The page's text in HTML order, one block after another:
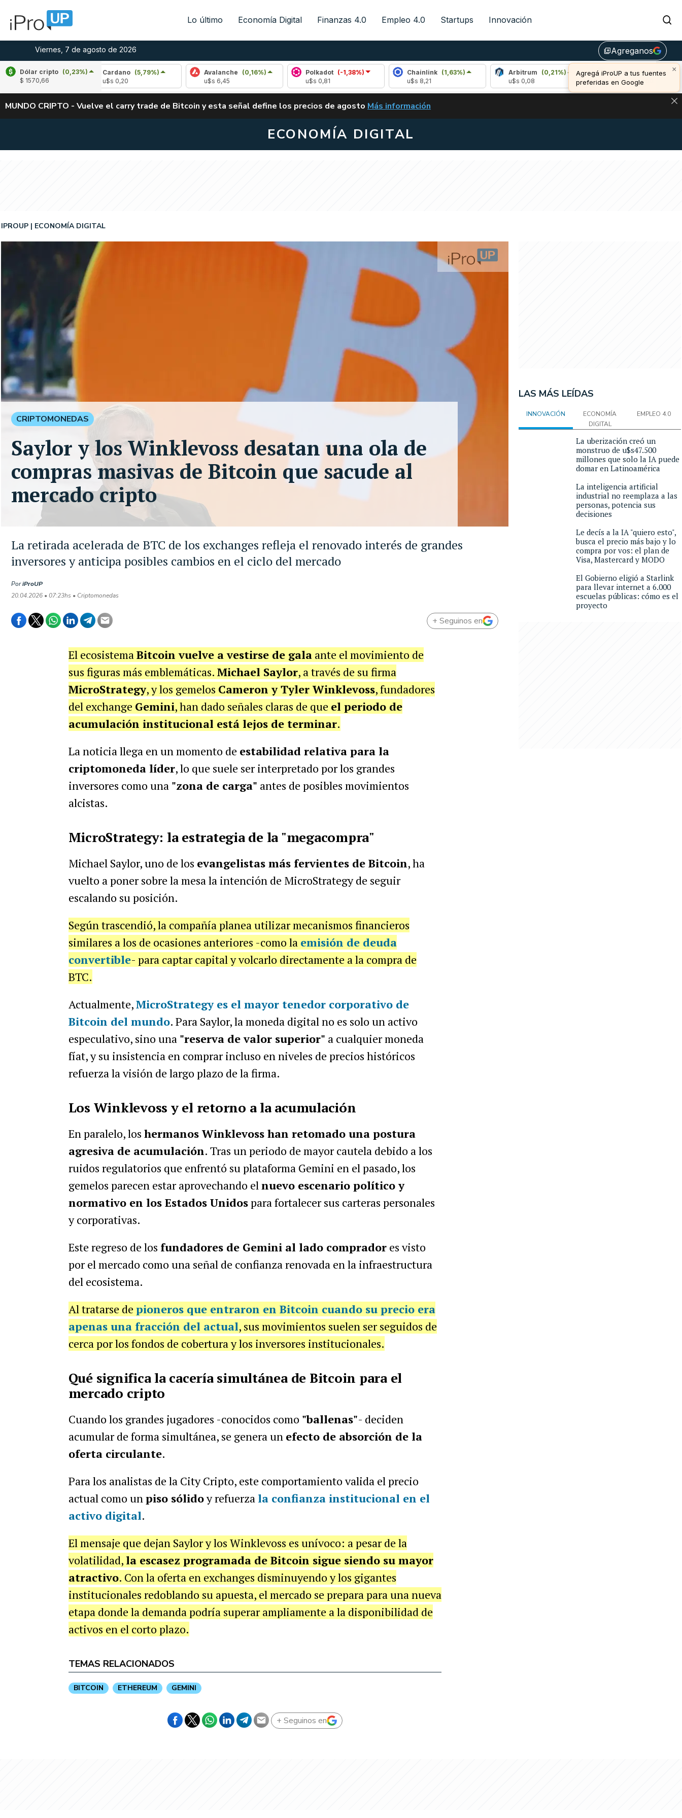
Lo último Economía Digital Finanzas 4.0 Empleo 4.0 Startups Innovación
Viernes, 7 de agosto de 2026 library_addAgreganos
×
Agregá iProUP a tus fuentes
preferidas en Google
Dólar cripto (0,23%)
$ 1570,66
1,17%) Cardano (5,79%)
Avalanche (0,16%)
Polkadot (-1,38%)
Chainlink (1,63%)
Arbitrum (0,21%)
Bitcoin (0,53%)
u$s 64.897,00
ALERTA
MUNDO CRIPTO - Vuelve el carry trade de Bitcoin y esta señal define los precios de agosto VUELVE EL CARRY TRADE DE BITCOIN Y ESTA SEÑAL DEFINE LOS PRECIOS DE
Más información
ECONOMÍA DIGITAL
La retirada acelerada de BTC de los exchanges refleja el renovado interés de grandes
inversores y anticipa posibles cambios en el ciclo del mercado
IPROUP ECONOMÍA DIGITAL
PoriProUP
20.04.2026 • 07:23hs • Criptomonedas
CRIPTOMONEDAS
Saylor y los Winklevoss desatan una ola de
compras masivas de Bitcoin que sacude al
mercado cripto
+ Seguinos en
El ecosistemaBitcoin vuelve a vestirse de galaante el movimiento de
sus figuras más emblemáticas. Michael Saylor, a través de su firma
MicroStrategy, y los gemelos Cameron y Tyler Winklevoss, fundadores
del exchange Gemini, han dado señales claras de que el periodo de
acumulación institucional está lejos de terminar.
La noticia llega en un momento de estabilidad relativa para la
criptomoneda líder, lo que suele ser interpretado por los grandes
inversores como una "zona de carga" antes de posibles movimientos
alcistas.
MicroStrategy: la estrategia de la "megacompra"
Michael Saylor, uno de los evangelistas más fervientes de Bitcoin, ha
vuelto a poner sobre la mesa la intención de MicroStrategy de seguir
escalando su posición.
Según trascendió, la compañía planea utilizar mecanismos financieros
similares a los de ocasiones anteriores -como la emisión de deuda
convertible- para captar capital y volcarlo directamente a la compra de
BTC.
Actualmente,MicroStrategy es el mayor tenedor corporativo de
Bitcoin del mundo. Para Saylor, la moneda digital no es solo un activo
especulativo, sino una "reserva de valor superior" a cualquier moneda
fíat, y su insistencia en comprar incluso en niveles de precios históricos
refuerza la visión de largo plazo de la firma.
Los Winklevoss y el retorno a la acumulación
En paralelo, los hermanos Winklevoss han retomado una postura
agresiva de acumulación. Tras un periodo de mayor cautela debido a los
ruidos regulatorios que enfrentó su plataforma Gemini en el pasado, los
gemelos parecen estar aprovechando elnuevo escenario político y
normativo en los Estados Unidospara fortalecer sus carteras personales
y corporativas.
Este regreso de los fundadores de Gemini al lado compradores visto
por el mercado como una señal de confianza renovada en la infraestructura
del ecosistema.
Al tratarse de pioneros que entraron en Bitcoin cuando su precio era
apenas una fracción del actual, sus movimientos suelen ser seguidos de
cerca por los fondos de cobertura y los inversores institucionales.
Qué significa la cacería simultánea de Bitcoin para el
mercado cripto
Cuando los grandes jugadores -conocidos como "ballenas"- deciden
acumular de forma simultánea, se genera un efecto de absorción de la
oferta circulante.
Para los analistas de la City Cripto, este comportamiento valida el precio
actual como unpiso sólidoy refuerzala confianza institucional en el
activo digital.
El mensaje que dejan Saylor y los Winklevoss es unívoco: a pesar de la
volatilidad,la escasez programada de Bitcoin sigue siendo su mayor
atractivo. Con la oferta en exchanges disminuyendo y los gigantes
institucionales redoblando su apuesta, el mercado se prepara para una nueva
etapa donde la demanda podría superar ampliamente a la disponibilidad de
activos en el corto plazo.
TEMAS RELACIONADOS
BITCOIN ETHEREUM GEMINI
+ Seguinos en
LAS MÁS LEÍDAS
INNOVACIÓN
ECONOMÍA
DIGITAL
EMPLEO 4.0
La uberización creó un
monstruo de u$s47.500
millones que solo la IA puede
domar en Latinoamérica
La inteligencia artificial
industrial no reemplaza a las
personas, potencia sus
decisiones
Le decís a la IA "quiero esto",
busca el precio más bajo y lo
compra por vos: el plan de
Visa, Mastercard y MODO
El Gobierno eligió a Starlink
para llevar internet a 6.000
escuelas públicas: cómo es el
proyecto